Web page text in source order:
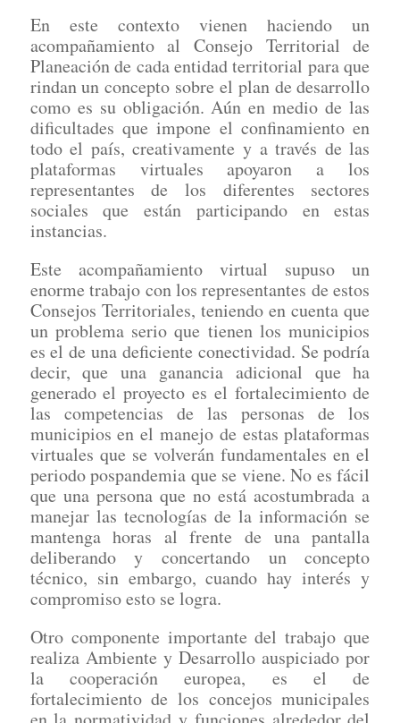
En este contexto vienen haciendo un
acompañamiento al Consejo Territorial de
Planeación de cada entidad territorial para que
rindan un concepto sobre el plan de desarrollo
como es su obligación. Aún en medio de las
dificultades que impone el confinamiento en
todo el país, creativamente y a través de las
plataformas virtuales apoyaron a los
representantes de los diferentes sectores
sociales que están participando en estas
instancias.
Este acompañamiento virtual supuso un
enorme trabajo con los representantes de estos
Consejos Territoriales, teniendo en cuenta que
un problema serio que tienen los municipios
es el de una deficiente conectividad. Se podría
decir, que una ganancia adicional que ha
generado el proyecto es el fortalecimiento de
las competencias de las personas de los
municipios en el manejo de estas plataformas
virtuales que se volverán fundamentales en el
periodo pospandemia que se viene. No es fácil
que una persona que no está acostumbrada a
manejar las tecnologías de la información se
mantenga horas al frente de una pantalla
deliberando y concertando un concepto
técnico, sin embargo, cuando hay interés y
compromiso esto se logra.
Otro componente importante del trabajo que
realiza Ambiente y Desarrollo auspiciado por
la cooperación europea, es el de
fortalecimiento de los concejos municipales